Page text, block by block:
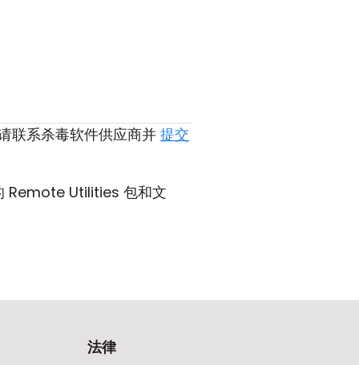
联系杀毒软件供应商并 提交
Remote Utilities 包和文
法律